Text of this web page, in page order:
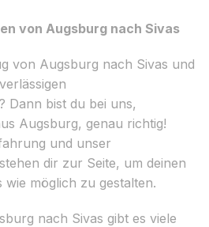
von Augsburg nach Sivas
von Augsburg nach Sivas und
Dann bist du bei uns,
Augsburg, genau richtig!
und unser
dir zur Seite, um deinen
möglich zu gestalten.
nach Sivas gibt es viele